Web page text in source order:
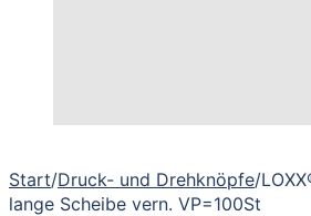
Start/Druck- und Drehknöpfe/
lange Scheibe vern. VP=100St